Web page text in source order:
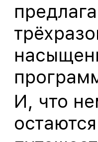
И, что